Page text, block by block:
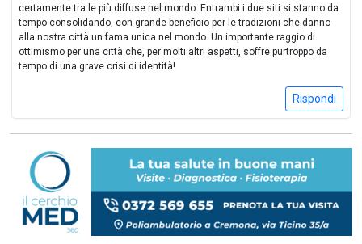
certamente tra le più diffuse nel mondo. Entrambi i due siti si stanno da
tempo consolidando, con grande beneficio per le tradizioni che danno
alla nostra città un fama unica nel mondo. Un importante raggio di
ottimismo per una città che, per molti altri aspetti, soffre purtroppo da
tempo di una grave crisi di identità!
Rispondi